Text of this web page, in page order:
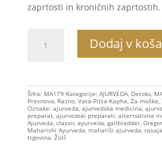
zaprtosti in kroničnih zaprtostih.
Dodaj v
Šifra: MA179 Kategorije: AJURVEDA, Detoks,
Presnova Razno, Vata-Pitta-Kapha Za moške
Oznake: ajurveda ajurvedska medicina
preparat, ajurvedski preparati alternativna
Ajurveda classic ayurveda gallbladder,
Maharishi Ayurveda mahariši ajurveda
trgovina Žolč